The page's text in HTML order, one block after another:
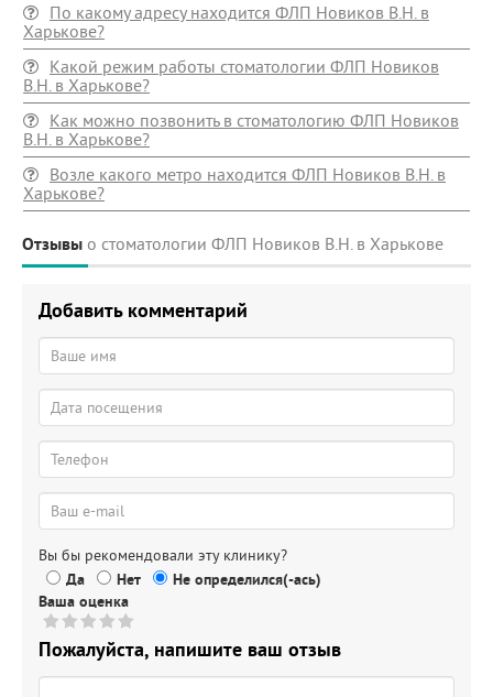
По какому адресу находится ФЛП Новиков В.Н. в
Харькове?
Какой режим работы стоматологии ФЛП Новиков
В.Н. в Харькове?
Как можно позвонить в стоматологию ФЛП Новиков
В.Н. в Харькове?
Возле какого метро находится ФЛП Новиков В.Н. в
Харькове?
Отзывы о стоматологии ФЛП Новиков В.Н. в Харькове
Добавить комментарий
Вы бы рекомендовали эту клинику?
Да
Нет
Не определился(-ась)
Ваша оценка
Пожалуйста, напишите ваш отзыв